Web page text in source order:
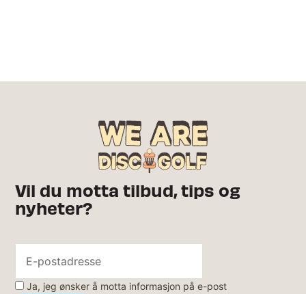
Vil du motta tilbud, tips og
nyheter?
Ja, jeg ønsker å motta informasjon på e-post